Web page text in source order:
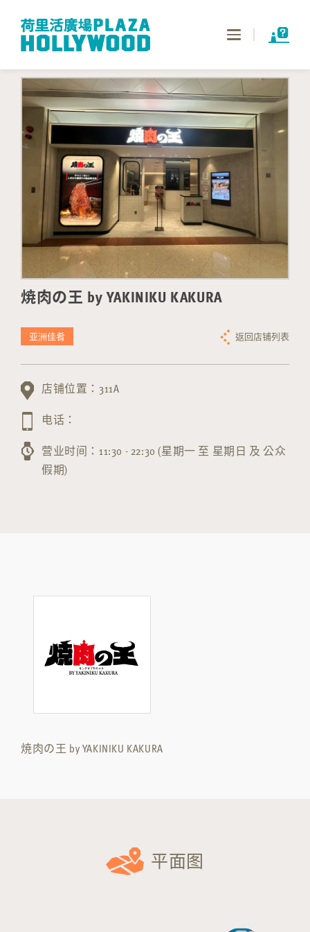
Toggle
焼肉の王 by YAKINIKU KAKURA
亚洲佳肴 返回店铺列表
店铺位置：311A
电话：
营业时间：11:30 - 22:30 (星期一 至 星期日 及 公众
假期)
焼肉の王 by YAKINIKU KAKURA
平面图